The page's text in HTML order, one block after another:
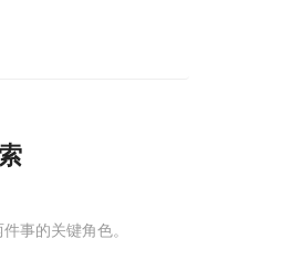
事的关键角色。